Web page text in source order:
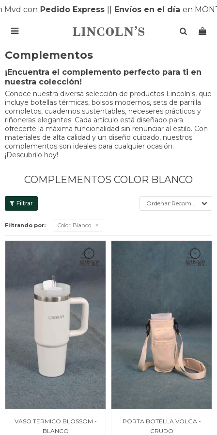
conPedido Express||Envíos en el díaen

Complementos
¡Encuentra el complemento perfecto para ti en
nuestra colección!
Conoce nuestra diversa selección de productos Lincoln's, que
incluye botellas térmicas, bolsos modernos, sets de parrilla
completos, cuadernos sustentables, neceseres prácticos y
riñoneras elegantes. Cada artículo está diseñado para
ofrecerte la máxima funcionalidad sin renunciar al estilo. Con
materiales de alta calidad y un diseño cuidado, nuestros
complementos son ideales para cualquier ocasión.
¡Descubrilo hoy!
COMPLEMENTOS COLOR BLANCO
Recomendados
Filtrando por: Color: Blanco
VASO TERMICO BLOSSOM -
BLANCO
PORTA BOTELLA VOLGA -
CRUDO